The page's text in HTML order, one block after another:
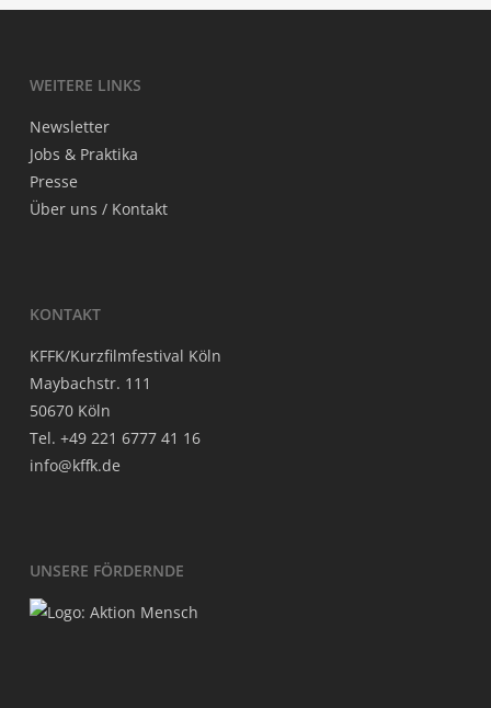
WEI­TE­RE LINKS
News­let­ter
Jobs & Praktika
Pres­se
Über uns / Kontakt
KON­TAKT
KFFK/Kurzfilmfestival Köln
May­bach­str. 111
50670 Köln
Tel. +49 221 6777 41 16
info@kffk.de
UNSE­RE FÖRDERNDE